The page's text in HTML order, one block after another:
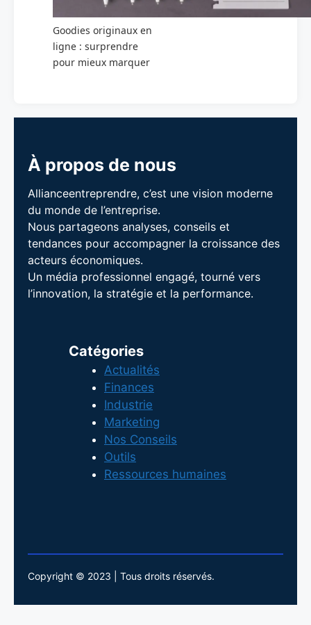
Goodies originaux en
ligne : surprendre
pour mieux marquer
À propos de nous
Allianceentreprendre, c’est une vision moderne
du monde de l’entreprise.
Nous partageons analyses, conseils et
tendances pour accompagner la croissance des
acteurs économiques.
Un média professionnel engagé, tourné vers
l’innovation, la stratégie et la performance.
Catégories
Actualités
Finances
Industrie
Marketing
Nos Conseils
Outils
Ressources humaines
Copyright © 2023 | Tous droits réservés.